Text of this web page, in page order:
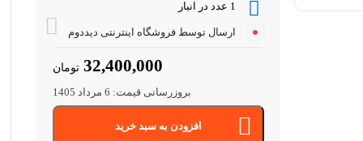
1 عدد در انبار
ارسال توسط فروشگاه اینترنتی دیددوم
32,400,000 تومان
بروزرسانی قیمت: 6 مرداد 1405
افزودن به سبد خرید